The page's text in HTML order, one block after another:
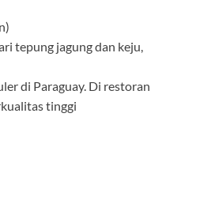
tepung jagung dan keju,
di Paraguay. Di restoran
tinggi